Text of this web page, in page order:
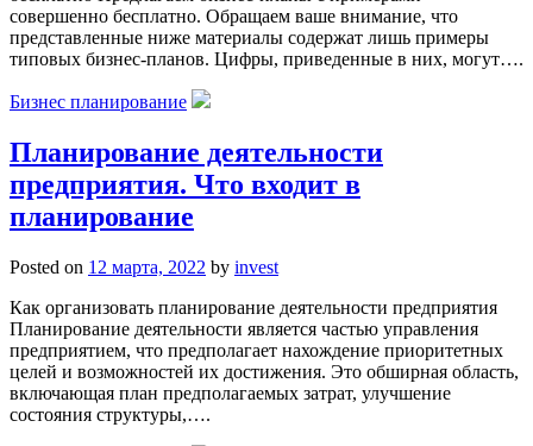
совершенно бесплатно. Обращаем ваше внимание, что
представленные ниже материалы содержат лишь примеры
типовых бизнес-планов. Цифры, приведенные в них, могут….
Бизнес планирование
Планирование деятельности
предприятия. Что входит в
планирование
Posted on 12 марта, 2022 by invest
Как организовать планирование деятельности предприятия
Планирование деятельности является частью управления
предприятием, что предполагает нахождение приоритетных
целей и возможностей их достижения. Это обширная область,
включающая план предполагаемых затрат, улучшение
состояния структуры,….